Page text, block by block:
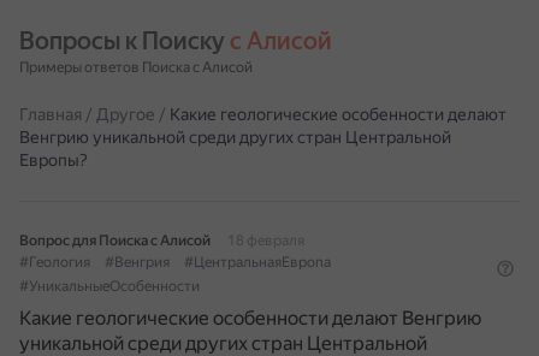
Вопросы к Поиску с Алисой
Примеры ответов Поиска с Алисой
Главная / Другое / Какие геологические особенности делают
Венгрию уникальной среди других стран Центральной
Европы?
Вопрос для Поиска с Алисой
18 февраля
#Геология
#Венгрия
#ЦентральнаяЕвропа
#УникальныеОсобенности
Какие геологические особенности делают Венгрию
уникальной среди других стран Центральной